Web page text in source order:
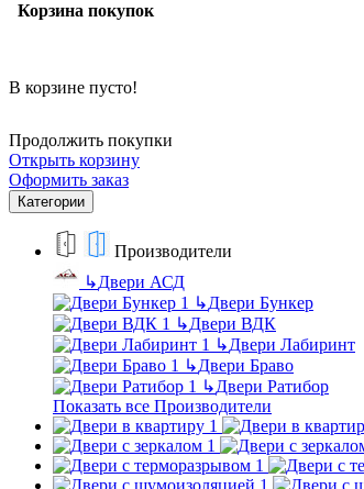
Корзина покупок
В корзине пусто!
Продолжить покупки
Открыть корзину
Оформить заказ
Категории
Производители
↳Двери АСД
↳Двери Бункер
↳Двери ВДК
↳Двери Лабиринт
↳Двери Браво
↳Двери Ратибор
Показать все Производители